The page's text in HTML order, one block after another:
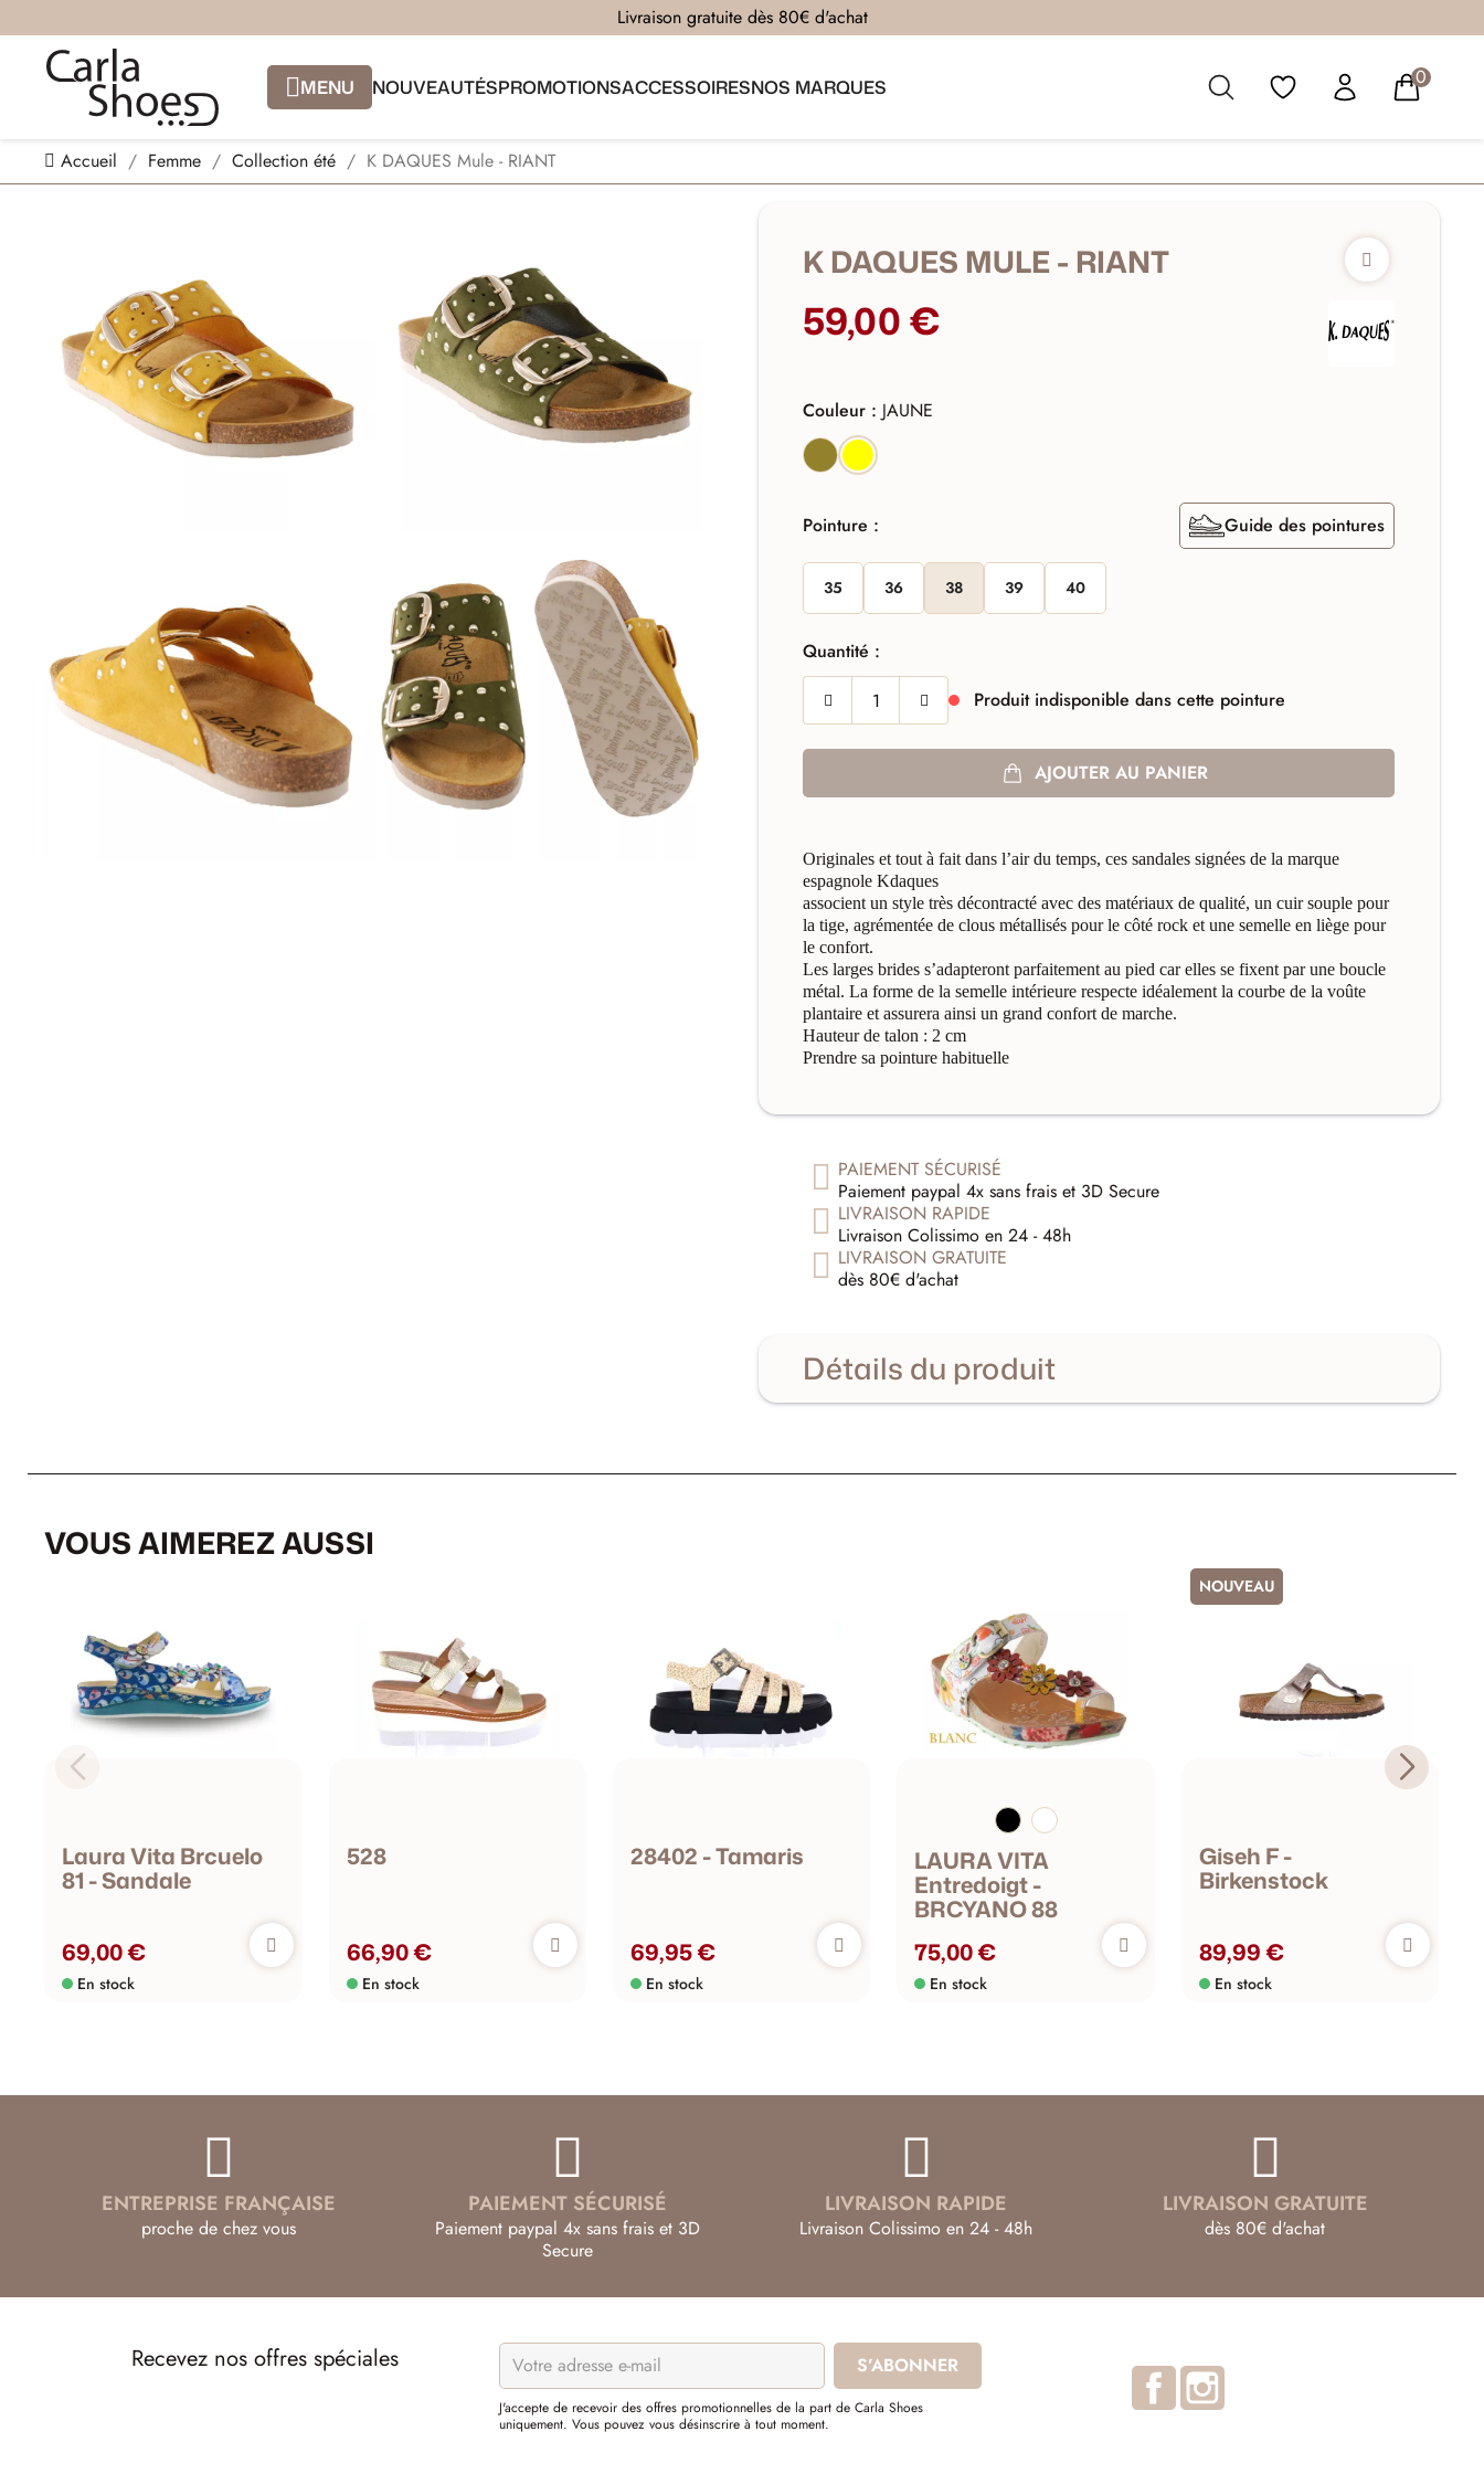
Livraison gratuite dès 80€ d'achat
MENU NOUVEAUTÉSPROMOTIONSACCESSOIRESNOS MARQUES 0
Accueil Femme Collection été K DAQUES Mule - RIANT
K DAQUES MULE - RIANT
59,00 €
Couleur : JAUNE
KAKI JAUNE
Pointure : Guide des pointures
35 36 38 39 40
Quantité :
Produit indisponible dans cette pointure
AJOUTER AU PANIER
Originales et tout à fait dans l’air du temps, ces sandales signées de la marque
espagnole Kdaques
associent un style très décontracté avec des matériaux de qualité, un cuir souple pour
la tige, agrémentée de clous métallisés pour le côté rock et une semelle en liège pour
le confort.
Les larges brides s’adapteront parfaitement au pied car elles se fixent par une boucle
métal. La forme de la semelle intérieure respecte idéalement la courbe de la voûte
plantaire et assurera ainsi un grand confort de marche.
Hauteur de talon : 2 cm
Prendre sa pointure habituelle
PAIEMENT SÉCURISÉ
Paiement paypal 4x sans frais et 3D Secure
LIVRAISON RAPIDE
Livraison Colissimo en 24 - 48h
LIVRAISON GRATUITE
dès 80€ d'achat
Détails du produit
VOUS AIMEREZ AUSSI
Laura Vita Brcuelo
81 - Sandale
69,00 €
En stock
528
66,90 €
En stock
28402 - Tamaris
69,95 €
En stock
LAURA VITA
Entredoigt -
BRCYANO 88
75,00 €
En stock
Giseh F -
Birkenstock
89,99 €
En stock
NOUVEAU
ENTREPRISE FRANÇAISE
proche de chez vous
PAIEMENT SÉCURISÉ
Paiement paypal 4x sans frais et 3D
Secure
LIVRAISON RAPIDE
Livraison Colissimo en 24 - 48h
LIVRAISON GRATUITE
dès 80€ d'achat
Recevez nos offres spéciales
J'accepte de recevoir des offres promotionnelles de la part de Carla Shoes
uniquement. Vous pouvez vous désinscrire à tout moment.
Facebook